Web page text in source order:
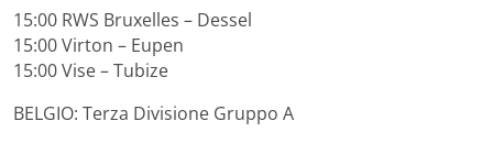
15:00 RWS Bruxelles – Dessel
15:00 Virton – Eupen
15:00 Vise – Tubize
BELGIO: Terza Divisione Gruppo A